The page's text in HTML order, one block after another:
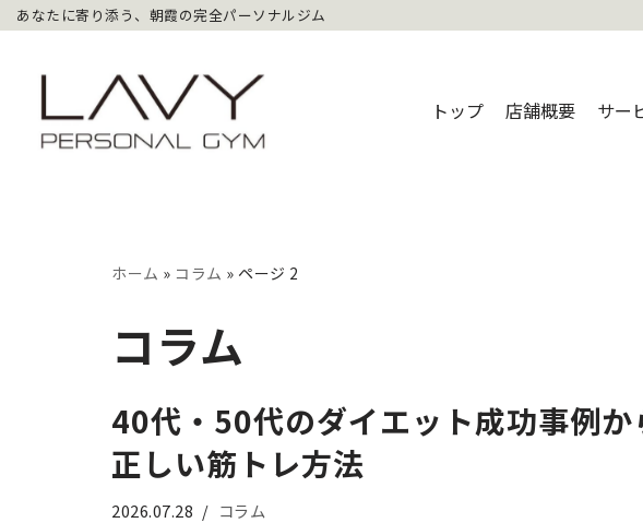
あなたに寄り添う、朝霞の完全パーソナルジム
トップ 店舗概要 サー
ホーム » コラム » ページ 2
コラム
40代・50代のダイエット成功事例
正しい筋トレ方法
2026.07.28 コラム